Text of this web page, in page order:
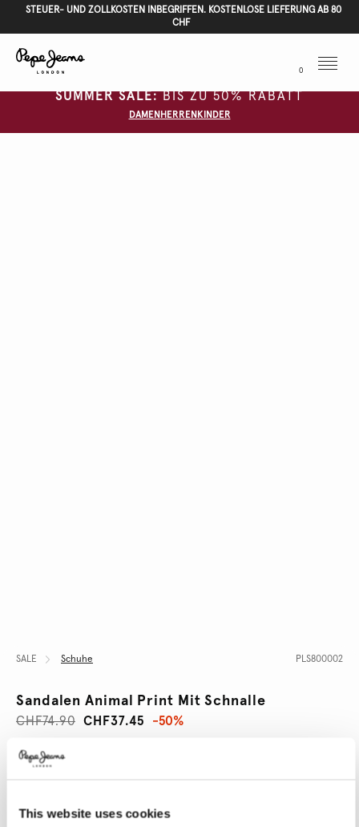
This website uses cookies
STEUER- UND ZOLLKOSTEN INBEGRIFFEN. KOSTENLOSE LIEFERUNG AB 80
CHF
0
Menu
SUMMER SALE:BIS ZU 50% RABATT
DAMEN HERREN KINDER
SALE Schuhe PLS800002
Sandalen Animal Print Mit Schnalle
CHF37.45
CHF74.90 -50%
GRÖßE AUSWÄHLEN: